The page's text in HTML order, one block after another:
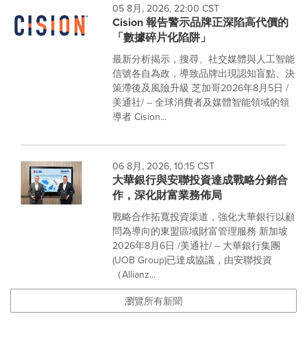
05 8月, 2026, 22:00 CST
Cision 報告警示品牌正深陷高代價的
「數據碎片化陷阱」
最新分析揭示，搜尋、社交媒體與人工智能
信號各自為政，導致品牌出現認知盲點、決
策滯後及風險升級 芝加哥2026年8月5日 /
美通社/ -- 全球消費者及媒體智能領域的領
導者 Cision...
06 8月, 2026, 10:15 CST
大華銀行與安聯投資達成戰略分銷合
作，深化財富業務佈局
戰略合作拓寬投資渠道，強化大華銀行以顧
問為導向的東盟區域財富管理服務 新加坡
2026年8月6日 /美通社/ -- 大華銀行集團
(UOB Group)已達成協議，由安聯投資
（Allianz...
瀏覽所有新聞